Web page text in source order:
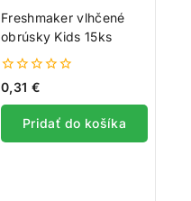
Freshmaker vlhčené
obrúsky Kids 15ks
0
z
5
0,31 €
Pridať do košíka